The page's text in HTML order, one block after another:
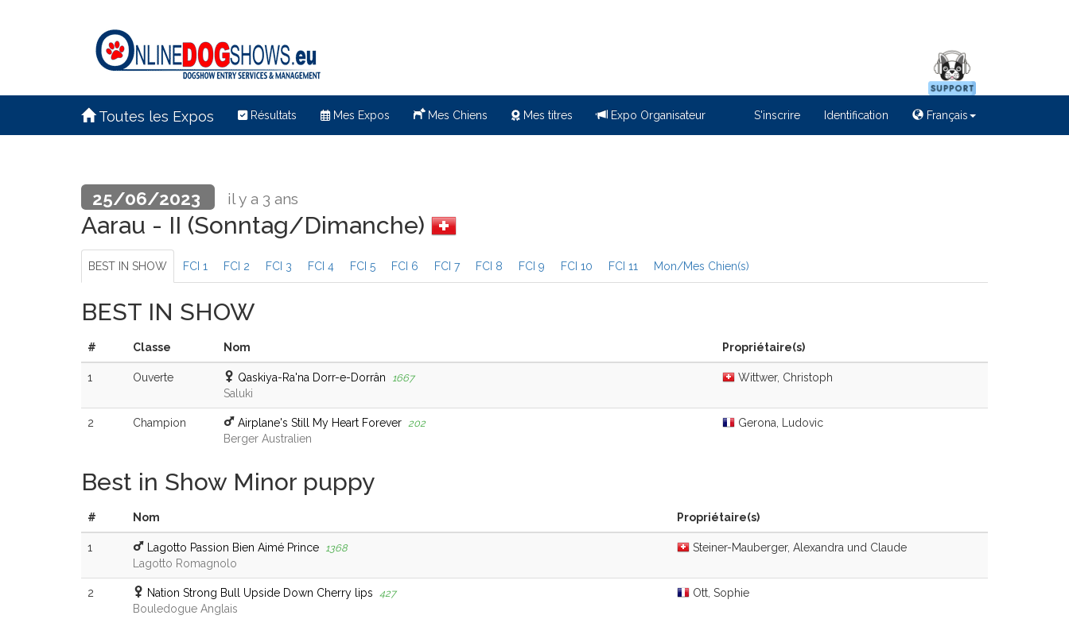
Toutes les Expos Résultats Mes Expos Mes Chiens Mes titres Expo Organisateur S'inscrire Identification Français
25/06/2023 il y a 3 ans
Aarau - II (Sonntag/Dimanche)
BEST IN SHOW FCI 1 FCI 2 FCI 3 FCI 4 FCI 5 FCI 6 FCI 7 FCI 8 FCI 9 FCI 10 FCI 11 Mon/Mes Chien(s)
BEST IN SHOW
# Classe Nom Propriétaire(s)
1 Ouverte Qaskiya-Ra'na Dorr-e-Dorrân 1667
Saluki
Wittwer, Christoph
2 Champion Airplane's Still My Heart Forever 202
Berger Australien
Gerona, Ludovic
Best in Show Minor puppy
# Nom Propriétaire(s)
1 Lagotto Passion Bien Aimé Prince 1368
Lagotto Romagnolo
Steiner-Mauberger, Alexandra und Claude
2 Nation Strong Bull Upside Down Cherry lips 427
Bouledogue Anglais
Ott, Sophie